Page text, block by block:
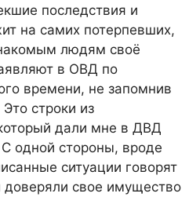
последствия и
на самих потерпевших,
людям своё
в ОВД по
времени, не запомнив
строки из
дали мне в ДВД
одной стороны, вроде
ситуации говорят
свое имущество